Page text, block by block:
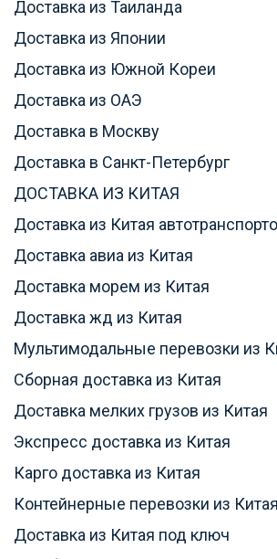
Доставка из Таиланда
Доставка из Японии
Доставка из Южной Кореи
Доставка из ОАЭ
Доставка в Москву
Доставка в Санкт-Петербург
ДОСТАВКА ИЗ КИТАЯ
Доставка из Китая
Доставка авиа из Китая
Доставка морем из Китая
Доставка жд из Китая
Мультимодальные перевозки из
Сборная доставка из Китая
Доставка мелких грузов из Китая
Экспресс доставка из Китая
Карго доставка из Китая
Контейнерные перевозки из Китая
Доставка из Китая под ключ